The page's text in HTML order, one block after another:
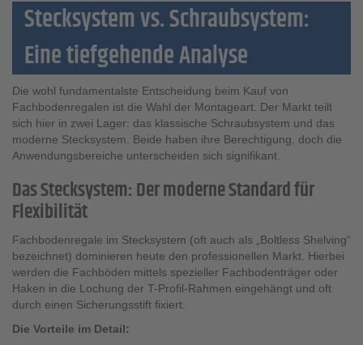
Stecksystem vs. Schraubsystem:
Eine tiefgehende Analyse
Die wohl fundamentalste Entscheidung beim Kauf von
Fachbodenregalen ist die Wahl der Montageart. Der Markt teilt
sich hier in zwei Lager: das klassische Schraubsystem und das
moderne Stecksystem. Beide haben ihre Berechtigung, doch die
Anwendungsbereiche unterscheiden sich signifikant.
Das Stecksystem: Der moderne Standard für
Flexibilität
Fachbodenregale im Stecksystem (oft auch als „Boltless Shelving“
bezeichnet) dominieren heute den professionellen Markt. Hierbei
werden die Fachböden mittels spezieller Fachbodenträger oder
Haken in die Lochung der T-Profil-Rahmen eingehängt und oft
durch einen Sicherungsstift fixiert.
Die Vorteile im Detail: